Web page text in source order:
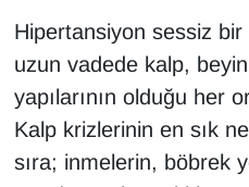
Hipertansiyon sessiz
uzun vadede kalp,
yapılarının olduğu her
Kalp krizlerinin en sık
sıra; inmelerin, böbrek